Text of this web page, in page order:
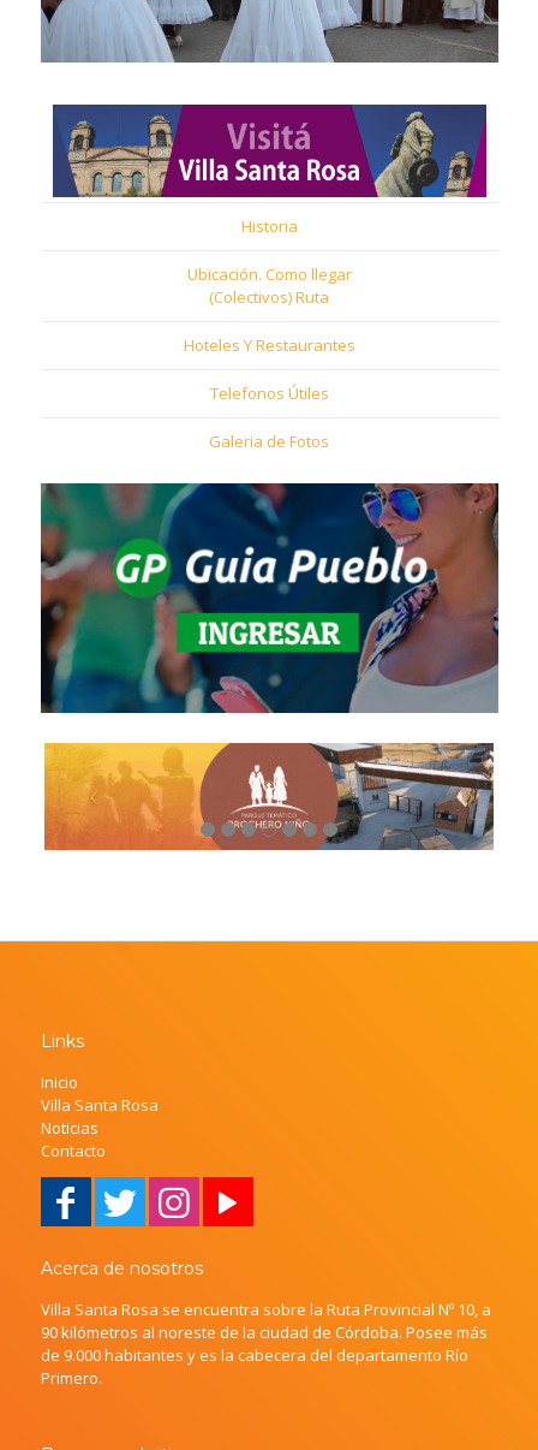
Historia
Ubicación. Como llegar
(Colectivos) Ruta
Hoteles Y Restaurantes
Telefonos Útiles
Galeria de Fotos
Links
Inicio
Villa Santa Rosa
Noticias
Contacto
Acerca de nosotros
Villa Santa Rosa se encuentra sobre la Ruta Provincial Nº 10, a
90 kilómetros al noreste de la ciudad de Córdoba. Posee más
de 9.000 habitantes y es la cabecera del departamento Río
Primero.